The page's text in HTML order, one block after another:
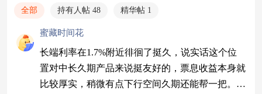
全部 持有人帖 48 精华帖 1
蜜藏时间花
长端利率在1.7%附近徘徊了挺久，说实话这个位
置对中长久期产品来说挺友好的，票息收益本身就
比较厚实，稍微有点下行空间久期还能帮一把。昨